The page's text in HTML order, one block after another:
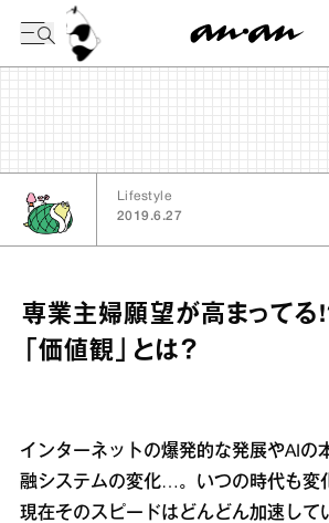
Lifestyle
2019.6.27
専業主婦願望が高まって
「価値観」とは？
インターネットの爆発的な発展やAIの
融システムの変化…。いつの時代も変
現在そのスピードはどんどん加速して